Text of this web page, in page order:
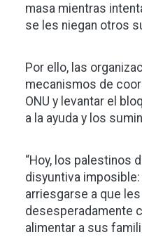
masa mientras
se les niegan otros
Por ello, las
mecanismos de
ONU y levantar el
a la ayuda y los
“Hoy, los palestinos
disyuntiva
arriesgarse a que
desesperadamente
alimentar a sus